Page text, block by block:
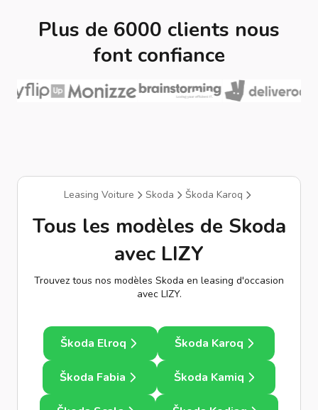
Plus de 6000 clients nous
font confiance
Leasing Voiture Skoda Škoda Karoq
Tous les modèles de Skoda
avec LIZY
Trouvez tous nos modèles Skoda en leasing d'occasion
avec LIZY.
Škoda Elroq Škoda Karoq
Škoda Fabia Škoda Kamiq